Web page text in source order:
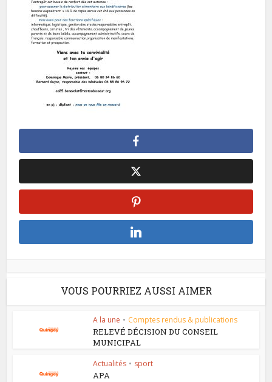
VOUS POURRIEZ AUSSI AIMER
A la une • Comptes rendus & publications
RELEVÉ DÉCISION DU CONSEIL
MUNICIPAL
Actualités • sport
APA